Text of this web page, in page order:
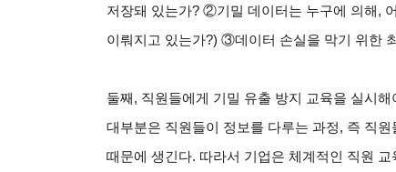
저장돼 있는가? ②기밀 데이터는 누구에 의해,
이뤄지고 있는가?) ③데이터 손실을 막기 위한
둘째, 직원들에게 기밀 유출 방지 교육을 실시
대부분은 직원들이 정보를 다루는 과정, 즉 직
때문에 생긴다. 따라서 기업은 체계적인 직원